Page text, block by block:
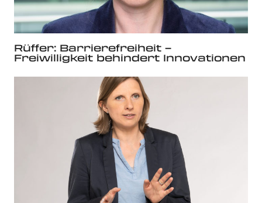
Rüffer: Barrierefreiheit –
Freiwilligkeit behindert Innovationen